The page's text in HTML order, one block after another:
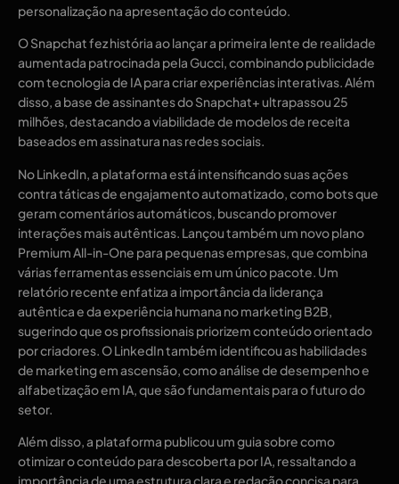
personalização na apresentação do conteúdo.
O Snapchat fez história ao lançar a primeira lente de realidade
aumentada patrocinada pela Gucci, combinando publicidade
com tecnologia de IA para criar experiências interativas. Além
disso, a base de assinantes do Snapchat+ ultrapassou 25
milhões, destacando a viabilidade de modelos de receita
baseados em assinatura nas redes sociais.
No LinkedIn, a plataforma está intensificando suas ações
contra táticas de engajamento automatizado, como bots que
geram comentários automáticos, buscando promover
interações mais autênticas. Lançou também um novo plano
Premium All-in-One para pequenas empresas, que combina
várias ferramentas essenciais em um único pacote. Um
relatório recente enfatiza a importância da liderança
autêntica e da experiência humana no marketing B2B,
sugerindo que os profissionais priorizem conteúdo orientado
por criadores. O LinkedIn também identificou as habilidades
de marketing em ascensão, como análise de desempenho e
alfabetização em IA, que são fundamentais para o futuro do
setor.
Além disso, a plataforma publicou um guia sobre como
otimizar o conteúdo para descoberta por IA, ressaltando a
importância de uma estrutura clara e redação concisa para